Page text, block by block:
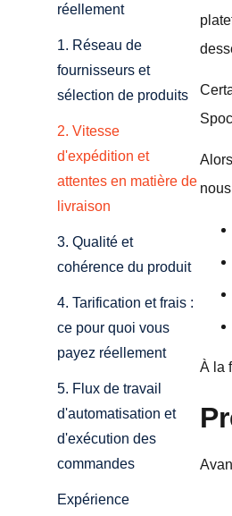
réellement
1. Réseau de
fournisseurs et
sélection de produits
2. Vitesse
d'expédition et
attentes en matière de
livraison
3. Qualité et
cohérence du produit
4. Tarification et frais :
ce pour quoi vous
payez réellement
5. Flux de travail
d'automatisation et
d'exécution des
commandes
Expérience
À la